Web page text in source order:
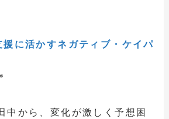
に活かすネガティブ・ケイパ
＊
中から、変化が激しく予想困